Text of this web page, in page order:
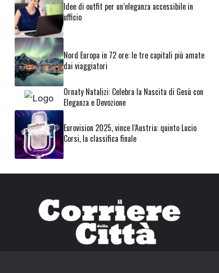
Idee di outfit per un’eleganza accessibile in
ufficio
Nord Europa in 72 ore: le tre capitali più amate
dai viaggiatori
Ornaty Natalizi: Celebra la Nascita di Gesù con
Eleganza e Devozione
Eurovision 2025, vince l’Austria: quinto Lucio
Corsi, la classifica finale